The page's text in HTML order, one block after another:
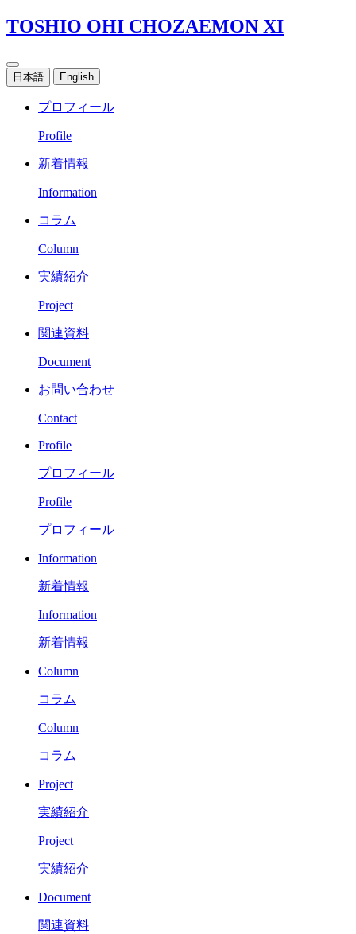
TOSHIO OHI CHOZAEMON XI
日本語 English
プロフィール
Profile
新着情報
Information
コラム
Column
実績紹介
Project
関連資料
Document
お問い合わせ
Contact
Profile
プロフィール
Profile
プロフィール
Information
新着情報
Information
新着情報
Column
コラム
Column
コラム
Project
実績紹介
Project
実績紹介
Document
関連資料